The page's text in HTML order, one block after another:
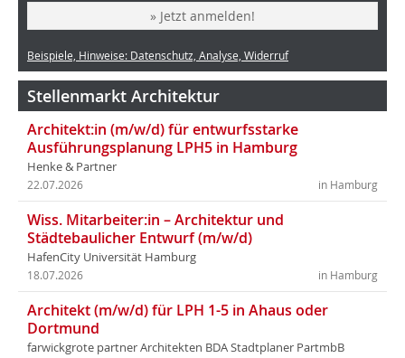
» Jetzt anmelden!
Beispiele, Hinweise: Datenschutz, Analyse, Widerruf
Stellenmarkt Architektur
Architekt:in (m/w/d) für entwurfsstarke
Ausführungsplanung LPH5 in Hamburg
Henke & Partner
in Hamburg
22.07.2026
Wiss. Mitarbeiter:in – Architektur und
Städtebaulicher Entwurf (m/w/d)
HafenCity Universität Hamburg
in Hamburg
18.07.2026
Architekt (m/w/d) für LPH 1-5 in Ahaus oder
Dortmund
farwickgrote partner Architekten BDA Stadtplaner PartmbB